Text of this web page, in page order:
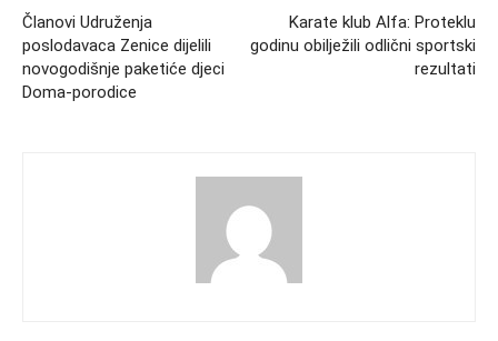
Članovi Udruženja
poslodavaca Zenice dijelili
novogodišnje paketiće djeci
Doma-porodice
Karate klub Alfa: Proteklu
godinu obilježili odlični sportski
rezultati